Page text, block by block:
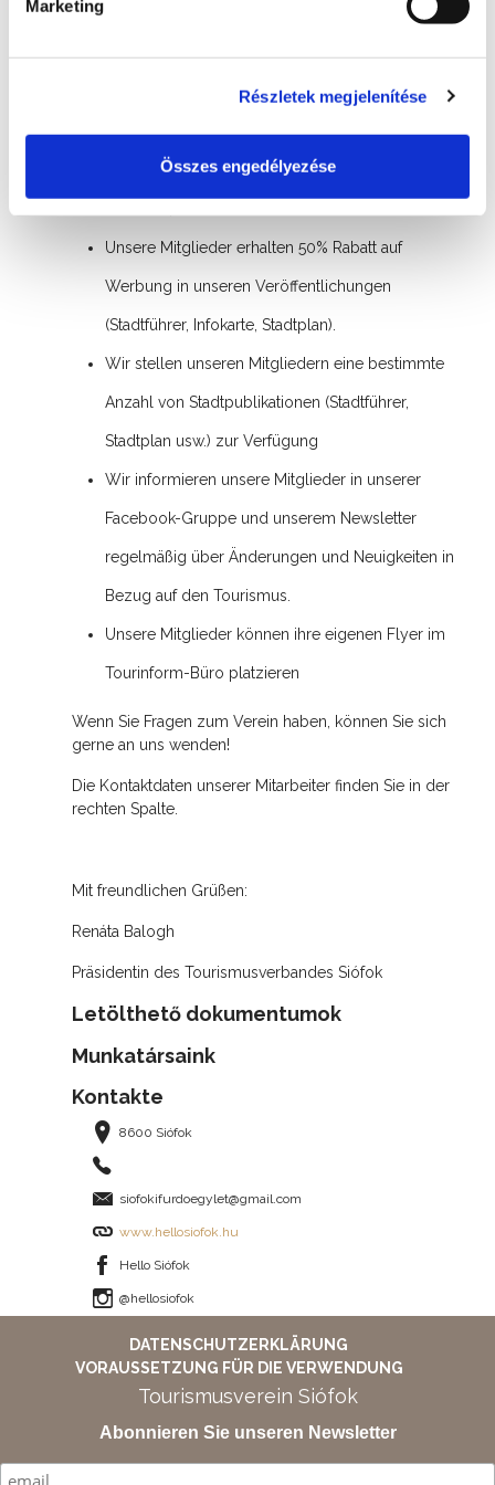
Marketing
Részletek megjelenítése
Összes engedélyezése
aufzubauen wo unsere aktiven Mitglieder auch ihr
Stimmrecht ausüben können.
Wir bieten unseren Mitgliedern einen kostenlosen
Erscheinung auf der offiziellen Tourismus-Website
Unsere Mitglieder erhalten 50% Rabatt auf
Werbung in unseren Veröffentlichungen
(Stadtführer, Infokarte, Stadtplan).
Wir stellen unseren Mitgliedern eine bestimmte
Anzahl von Stadtpublikationen (Stadtführer,
Stadtplan usw.) zur Verfügung
Wir informieren unsere Mitglieder in unserer
Facebook-Gruppe und unserem Newsletter
regelmäßig über Änderungen und Neuigkeiten in
Bezug auf den Tourismus.
Unsere Mitglieder können ihre eigenen Flyer im
Tourinform-Büro platzieren
Wenn Sie Fragen zum Verein haben, können Sie sich
gerne an uns wenden!
Die Kontaktdaten unserer Mitarbeiter finden Sie in der
rechten Spalte.
Mit freundlichen Grüßen:
Renáta Balogh
Präsidentin des Tourismusverbandes Siófok
Letölthető dokumentumok
Munkatársaink
Kontakte
8600 Siófok
siofokifurdoegylet@gmail.com
www.hellosiofok.hu
Hello Siófok
@hellosiofok
DATENSCHUTZERKLÄRUNG
VORAUSSETZUNG FÜR DIE VERWENDUNG
Tourismusverein Siófok
Abonnieren Sie unseren Newsletter